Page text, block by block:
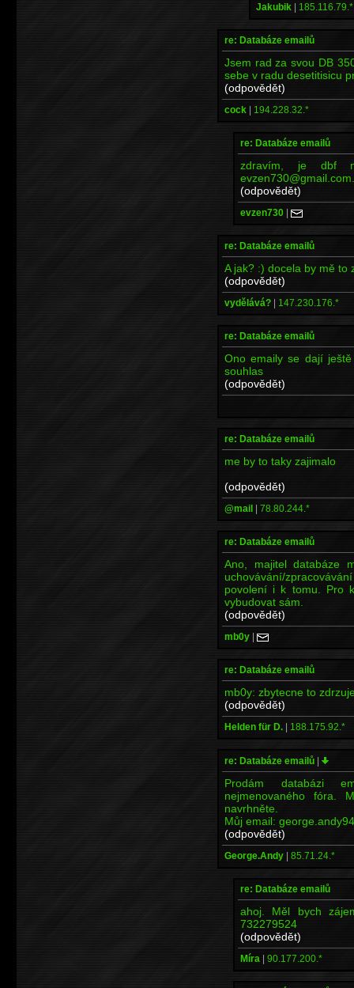
Jakubik | 185.116.79.*
re: Databáze emailů
Jsem rad za svou DB
sebe v radu desetitisicu
(odpovědět)
cock | 194.228.32.*
re: Databáze emailů
zdravím, je dbf
(odpovědět)
evzen730 |
re: Databáze emailů
A jak? :) docela by mě to
(odpovědět)
vydělává? | 147.230.176.*
re: Databáze emailů
Ono emaily se dají
souhlas
(odpovědět)
re: Databáze emailů
me by to taky zajimalo
(odpovědět)
@mail | 78.80.244.*
re: Databáze emailů
Ano, majitel databáze
uchovávání/
povolení i k tomu. Pro
vybudovat sám.
(odpovědět)
mb0y |
re: Databáze emailů
mb0y: zbytecne to
(odpovědět)
Helden für D. | 188.175.92.*
re: Databáze emailů |
Prodám databázi
nejmenovaného
navrhněte.
Můj email:
(odpovědět)
George.Andy | 85.71.24.*
re: Databáze emailů
ahoj. Měl bych
732279524
(odpovědět)
Míra | 90.177.200.*